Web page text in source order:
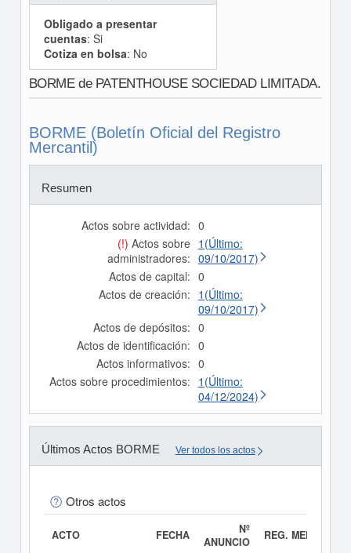
Obligado a presentar
cuentas: Si
Cotiza en bolsa: No
BORME de PATENTHOUSE SOCIEDAD LIMITADA.
BORME (Boletín Oficial del Registro
Mercantil)
Resumen
Actos sobre actividad: 0
(!) Actos sobre
administradores:
1(Último:
09/10/2017)
Actos de capital: 0
Actos de creación: 1(Último:
09/10/2017)
Actos de depósitos: 0
Actos de identificación: 0
Actos informativos: 0
Actos sobre procedimientos: 1(Último:
04/12/2024)
Últimos Actos BORME Ver todos los actos
Otros actos
ACTO FECHA
Nº
ANUNCIO
REG. MERC.